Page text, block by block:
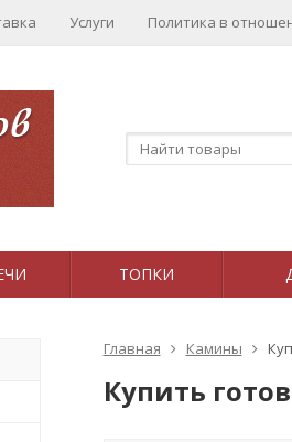
Услуги Политика в
ТОПКИ
Главная Камины
Купить